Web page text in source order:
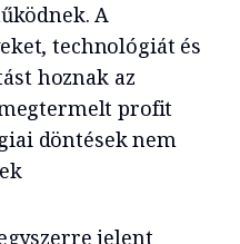
A
technológiát és
hoznak az
profit
döntések nem
jelent